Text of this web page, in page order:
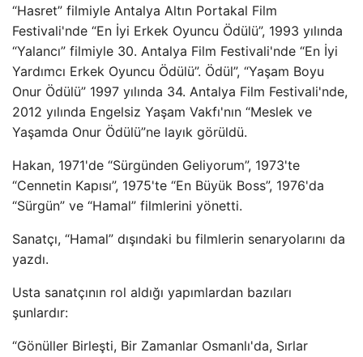
“Hasret” filmiyle Antalya Altın Portakal Film
Festivali'nde “En İyi Erkek Oyuncu Ödülü”, 1993 yılında
“Yalancı” filmiyle 30. Antalya Film Festivali'nde “En İyi
Yardımcı Erkek Oyuncu Ödülü”. Ödül”, “Yaşam Boyu
Onur Ödülü” 1997 yılında 34. Antalya Film Festivali'nde,
2012 yılında Engelsiz Yaşam Vakfı'nın “Meslek ve
Yaşamda Onur Ödülü”ne layık görüldü.
Hakan, 1971'de “Sürgünden Geliyorum”, 1973'te
“Cennetin Kapısı”, 1975'te “En Büyük Boss”, 1976'da
“Sürgün” ve “Hamal” filmlerini yönetti.
Sanatçı, “Hamal” dışındaki bu filmlerin senaryolarını da
yazdı.
Usta sanatçının rol aldığı yapımlardan bazıları
şunlardır:
“Gönüller Birleşti, Bir Zamanlar Osmanlı'da, Sırlar